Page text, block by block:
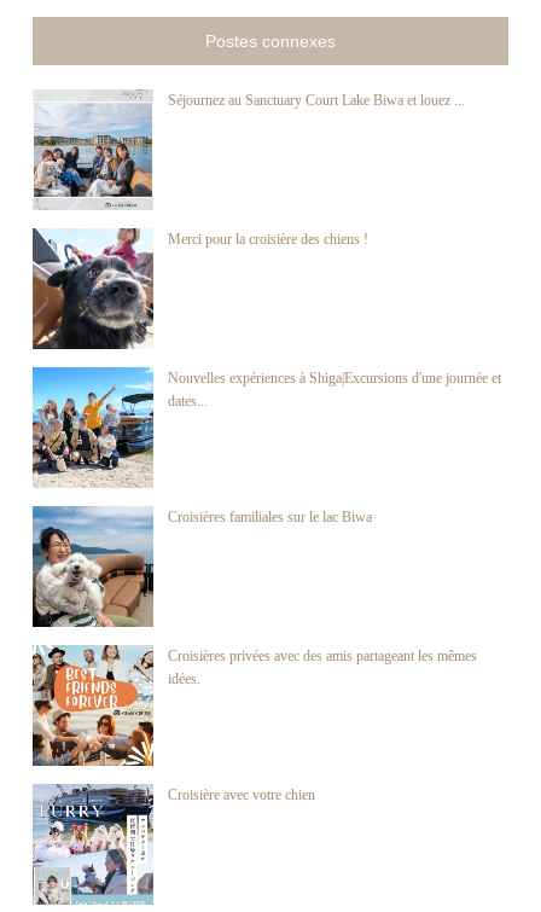
Postes connexes
Séjournez au Sanctuary Court Lake Biwa et louez ...
Merci pour la croisière des chiens !
Nouvelles expériences à Shiga|Excursions d'une journée et
dates...
Croisières familiales sur le lac Biwa
Croisières privées avec des amis partageant les mêmes
idées.
Croisière avec votre chien